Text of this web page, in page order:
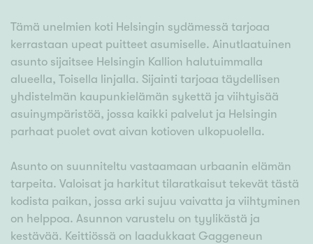
Tämä unelmien koti Helsingin sydämessä tarjoaa
kerrastaan upeat puitteet asumiselle. Ainutlaatuinen
asunto sijaitsee Helsingin Kallion halutuimmalla
alueella, Toisella linjalla. Sijainti tarjoaa täydellisen
yhdistelmän kaupunkielämän sykettä ja viihtyisää
asuinympäristöä, jossa kaikki palvelut ja Helsingin
parhaat puolet ovat aivan kotioven ulkopuolella.
Asunto on suunniteltu vastaamaan urbaanin elämän
tarpeita. Valoisat ja harkitut tilaratkaisut tekevät tästä
kodista paikan, jossa arki sujuu vaivatta ja viihtyminen
on helppoa. Asunnon varustelu on tyylikästä ja
kestävää. Keittiössä on laadukkaat Gaggeneun